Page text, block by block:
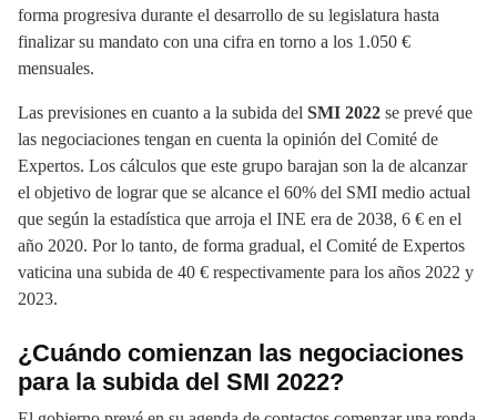
forma progresiva durante el desarrollo de su legislatura hasta
finalizar su mandato con una cifra en torno a los 1.050 €
mensuales.
Las previsiones en cuanto a la subida del SMI 2022 se prevé que
las negociaciones tengan en cuenta la opinión del Comité de
Expertos. Los cálculos que este grupo barajan son la de alcanzar
el objetivo de lograr que se alcance el 60% del SMI medio actual
que según la estadística que arroja el INE era de 2038, 6 € en el
año 2020. Por lo tanto, de forma gradual, el Comité de Expertos
vaticina una subida de 40 € respectivamente para los años 2022 y
2023.
¿Cuándo comienzan las negociaciones
para la subida del SMI 2022?